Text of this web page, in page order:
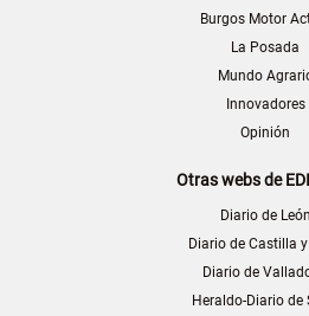
Burgos Motor
La Posada
Mundo
Innovadores
Opinión
Otras webs de
Diario de León
Diario de Castilla
Diario de
Heraldo-Diario de